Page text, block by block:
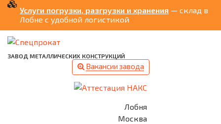
Услуги погрузки, разгрузки и хранения — склад в
Лобне с удобной логистикой
ЗАВОД МЕТАЛЛИЧЕСКИХ КОНСТРУКЦИЙ
Вакансии завода
Лобня
Москва